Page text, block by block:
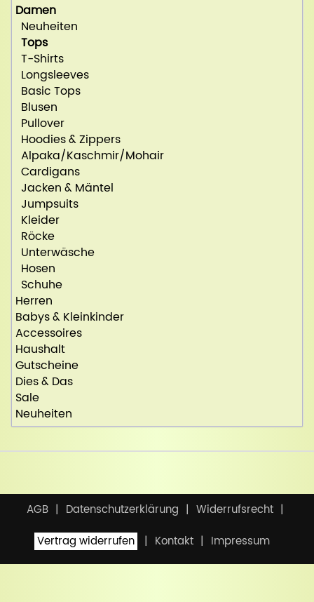
Damen
Neuheiten
Tops
T-Shirts
Longsleeves
Basic Tops
Blusen
Pullover
Hoodies & Zippers
Alpaka/Kaschmir/Mohair
Cardigans
Jacken & Mäntel
Jumpsuits
Kleider
Röcke
Unterwäsche
Hosen
Schuhe
Herren
Babys & Kleinkinder
Accessoires
Haushalt
Gutscheine
Dies & Das
Sale
Neuheiten
AGB Datenschutzerklärung
Widerrufsrecht
Vertrag widerrufen
Kontakt Impressum